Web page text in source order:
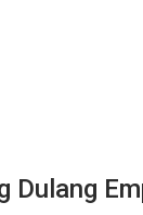
Dulang